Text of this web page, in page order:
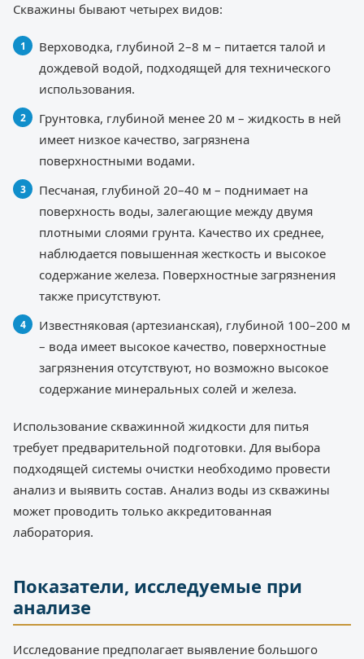
Скважины бывают четырех видов:
Верховодка, глубиной 2–8 м – питается талой и
дождевой водой, подходящей для технического
использования.
Грунтовка, глубиной менее 20 м – жидкость в ней
имеет низкое качество, загрязнена
поверхностными водами.
Песчаная, глубиной 20–40 м – поднимает на
поверхность воды, залегающие между двумя
плотными слоями грунта. Качество их среднее,
наблюдается повышенная жесткость и высокое
содержание железа. Поверхностные загрязнения
также присутствуют.
Известняковая (артезианская), глубиной 100–200 м
– вода имеет высокое качество, поверхностные
загрязнения отсутствуют, но возможно высокое
содержание минеральных солей и железа.
Использование скважинной жидкости для питья
требует предварительной подготовки. Для выбора
подходящей системы очистки необходимо провести
анализ и выявить состав. Анализ воды из скважины
может проводить только аккредитованная
лаборатория.
Показатели, исследуемые при
анализе
Исследование предполагает выявление большого